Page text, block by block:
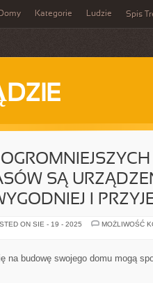
Domy Kategorie Ludzie Spis
SĄ
I
ON SIE - 19 - 2025
MOŻLIWOŚĆ
na budowę swojego domu mogą